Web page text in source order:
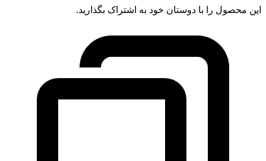
این محصول را با دوستان خود به اشتراک بگذارید.